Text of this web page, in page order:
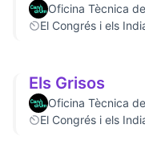
Oficina Tècnica
El Congrés i els
Els Grisos
Oficina Tècnica
El Congrés i els